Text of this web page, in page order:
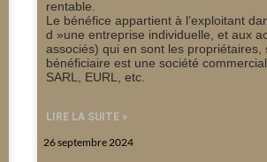
rentable.
Le bénéfice appartient à l’exploitant
d »une entreprise individuelle, et aux
associés) qui en sont les propriétaires,
bénéficiaire est une société
SARL, EURL, etc.
LIRE LA SUITE »
26 septembre 2024